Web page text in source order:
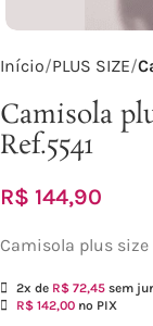
Início PLUS SIZE
Camisola
Ref.5541
R$ 144,90
Camisola plus size
2x de R$ 72,45 sem
R$ 142,00 no PIX